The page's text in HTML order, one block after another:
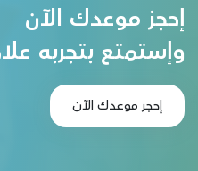
إحجز موعدك الآن
وإستمتع بتجربه
إحجز موعدك الآن